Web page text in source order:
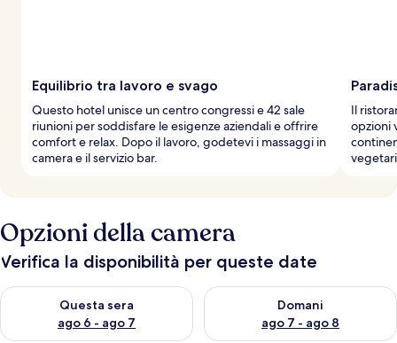
Equilibrio tra lavoro e svago
Questo hotel unisce un centro congressi e 42 sale
riunioni per soddisfare le esigenze aziendali e offrire
comfort e relax. Dopo il lavoro, godetevi i massaggi in
camera e il servizio bar.
Il
opzioni
Opzioni della camera
Verifica la disponibilità per queste date
Questa sera
ago 6 - ago 7
Verifica la disponibilità per questa sera, ago 6 - ago 7
Domani
ago 7 - ago 8
Verifica la disponibilità per